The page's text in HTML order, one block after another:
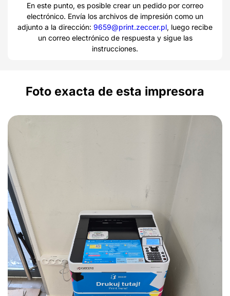
En este punto, es posible crear un pedido por correo
electrónico. Envía los archivos de impresión como un
adjunto a la dirección: 9659@print.zeccer.pl, luego recibe
un correo electrónico de respuesta y sigue las
instrucciones.
Foto exacta de esta impresora